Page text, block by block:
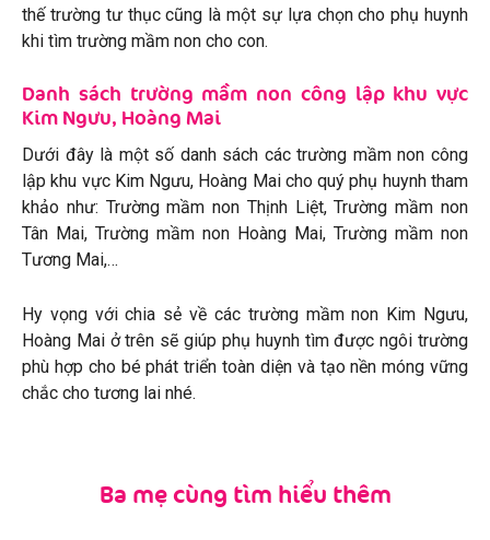
thế trường tư thục cũng là một sự lựa chọn cho phụ huynh
khi tìm trường mầm non cho con.
Danh sách trường mầm non công lập khu vực
Kim Ngưu, Hoàng Mai
Dưới đây là một số danh sách các trường mầm non công
lập khu vực Kim Ngưu, Hoàng Mai cho quý phụ huynh tham
khảo như: Trường mầm non Thịnh Liệt, Trường mầm non
Tân Mai, Trường mầm non Hoàng Mai, Trường mầm non
Tương Mai,…
Hy vọng với chia sẻ về các trường mầm non Kim Ngưu,
Hoàng Mai ở trên sẽ giúp phụ huynh tìm được ngôi trường
phù hợp cho bé phát triển toàn diện và tạo nền móng vững
chắc cho tương lai nhé.
Ba mẹ cùng tìm hiểu thêm